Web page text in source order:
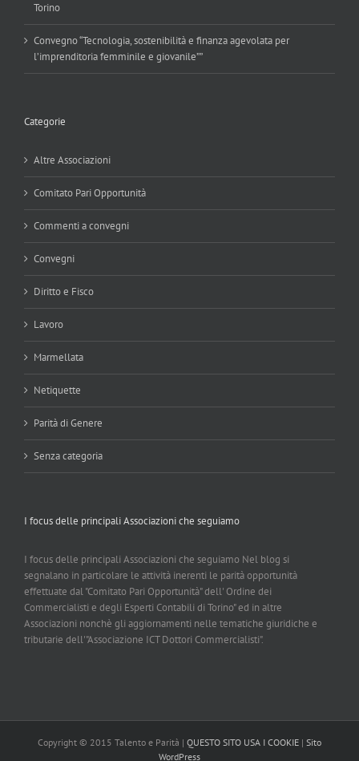
Torino
Convegno “Tecnologia, sostenibilità e finanza agevolata per
l’imprenditoria femminile e giovanile””
Categorie
Altre Associazioni
Comitato Pari Opportunità
Commenti a convegni
Convegni
Diritto e Fisco
Lavoro
Marmellata
Netiquette
Parità di Genere
Senza categoria
I focus delle principali Associazioni che seguiamo
I focus delle principali Associazioni che seguiamo Nel blog si
segnalano in particolare le attività inerenti le parità opportunità
effettuate dal "Comitato Pari Opportunità" dell' Ordine dei
Commercialisti e degli Esperti Contabili di Torino" ed in altre
Associazioni nonchè gli aggiornamenti nelle tematiche giuridiche e
tributarie dell'"Associazione ICT Dottori Commercialisti".
Copyright © 2015 Talento e Parità | QUESTO SITO USA I COOKIE | Sito
WordPress